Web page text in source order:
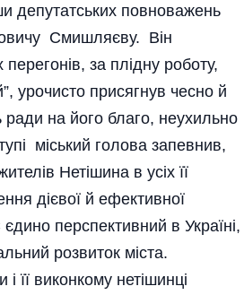
депутатських повноважень
Смиш­ляєву. Він
за плідну роботу,
урочисто присягнув чесно й
ради на його благо, неухильно
міський голова запевнив,
Нетішина в усіх її
дієвої й ефективної
перспективний в Україні,
розвиток міста.
її виконкому нетішинці